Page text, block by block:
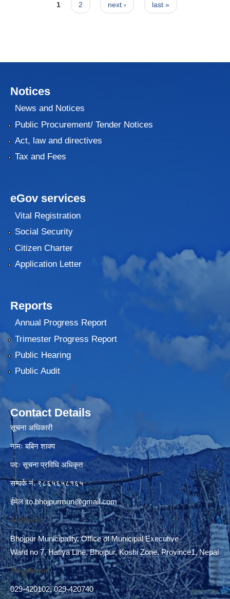
1 2 next › last »
Notices
News and Notices
Public Procurement/ Tender Notices
Act, law and directives
Tax and Fees
eGov services
Vital Registration
Social Security
Citizen Charter
Application Letter
Reports
Annual Progress Report
Trimester Progress Report
Public Hearing
Public Audit
Contact Details
सूचना अधिकारी
नामः बबिन शाक्य
पदः सूचना प्रविधि अधिकृत
सम्पर्क नं. ९८६५६५८१६५
ईमेलito.bhojpurmun@gmail.com
Address:
Bhojpur Municipality, Office of Municipal Executive
Ward no 7, Hatiya Line, Bhojpur, Koshi Zone, Province1, Nepal
Telephone:
029-420102,029-420740